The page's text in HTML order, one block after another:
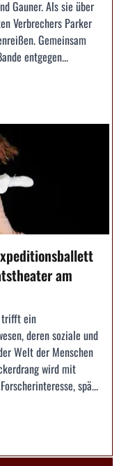
Gauner. Als sie über
Verbrechers Parker
Gemeinsam
entgegen...
am
trifft ein
deren soziale und
Welt der Menschen
wird mit
spä...